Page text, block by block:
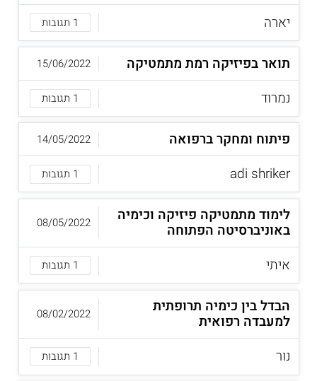
יארה
1 תגובות
תואר בפיזיקה רמת מתמטיקה
נמרוד
1 תגובות
15/06/2022
פיתוח ומחקר ברפואה
adi shriker
1 תגובות
14/05/2022
לימוד מתמטיקה פיזיקה וכימיה
באוניברסיטה הפתוחה
איתי
1 תגובות
08/05/2022
הבדל בין כימיה תרופתית
למעבדה רפואית
נור
1 תגובות
08/02/2022